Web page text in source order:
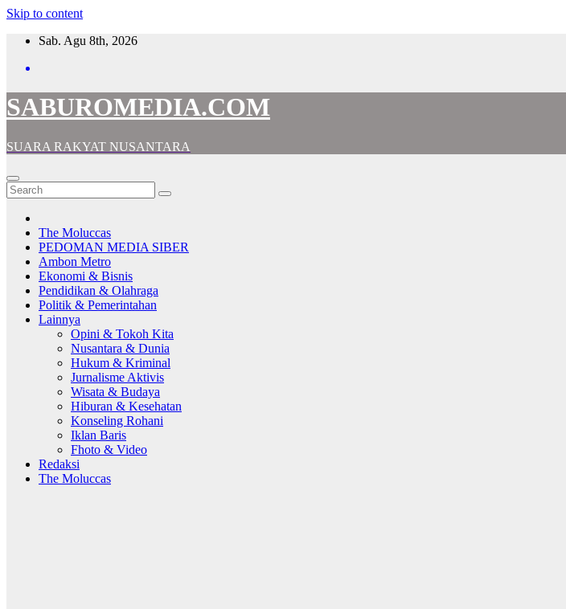
Skip to content
Sab. Agu 8th, 2026
SABUROMEDIA.COM
SUARA RAKYAT NUSANTARA
The Moluccas
PEDOMAN MEDIA SIBER
Ambon Metro
Ekonomi & Bisnis
Pendidikan & Olahraga
Politik & Pemerintahan
Lainnya
Opini & Tokoh Kita
Nusantara & Dunia
Hukum & Kriminal
Jurnalisme Aktivis
Wisata & Budaya
Hiburan & Kesehatan
Konseling Rohani
Iklan Baris
Fhoto & Video
Redaksi
The Moluccas